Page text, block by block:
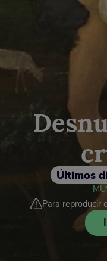
Últimos
Para reproducir